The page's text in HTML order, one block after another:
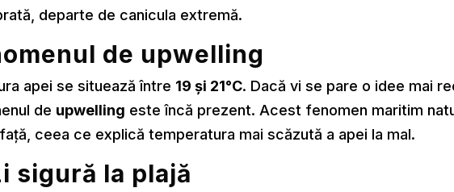
departe de canicula extremă.
de upwelling
apei se situează între 19 și 21°C. Dacă vi se pare o idee mai
de upwelling este încă prezent. Acest fenomen maritim
ceea ce explică temperatura mai scăzută a apei la mal.
sigură la plajă